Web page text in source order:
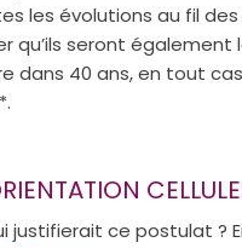
les évolutions au fil des
qu’ils seront également
dans 40 ans, en tout
*.
justifierait ce postulat ?